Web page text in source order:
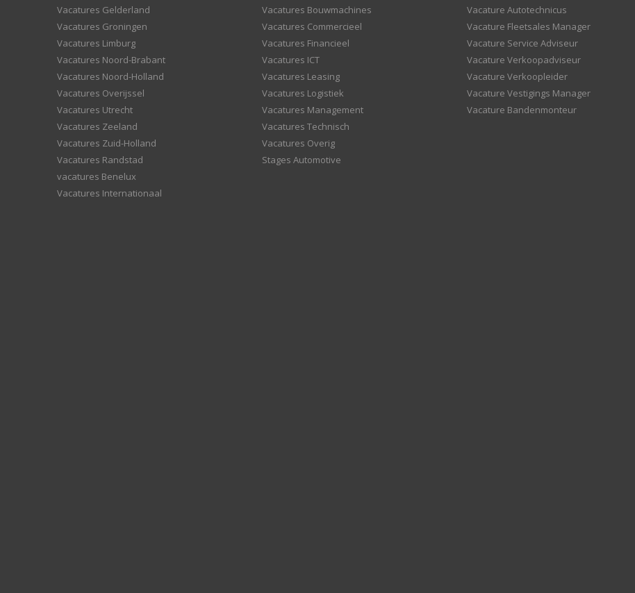
Vacatures Gelderland
Vacatures Groningen
Vacatures Limburg
Vacatures Noord-Brabant
Vacatures Noord-Holland
Vacatures Overijssel
Vacatures Utrecht
Vacatures Zeeland
Vacatures Zuid-Holland
Vacatures Randstad
vacatures Benelux
Vacatures Internationaal
Vacatures Bouwmachines
Vacatures Commercieel
Vacatures Financieel
Vacatures ICT
Vacatures Leasing
Vacatures Logistiek
Vacatures Management
Vacatures Technisch
Vacatures Overig
Stages Automotive
Vacature Autotechnicus
Vacature Fleetsales Manager
Vacature Service Adviseur
Vacature Verkoopadviseur
Vacature Verkoopleider
Vacature Vestigings Manager
Vacature Bandenmonteur